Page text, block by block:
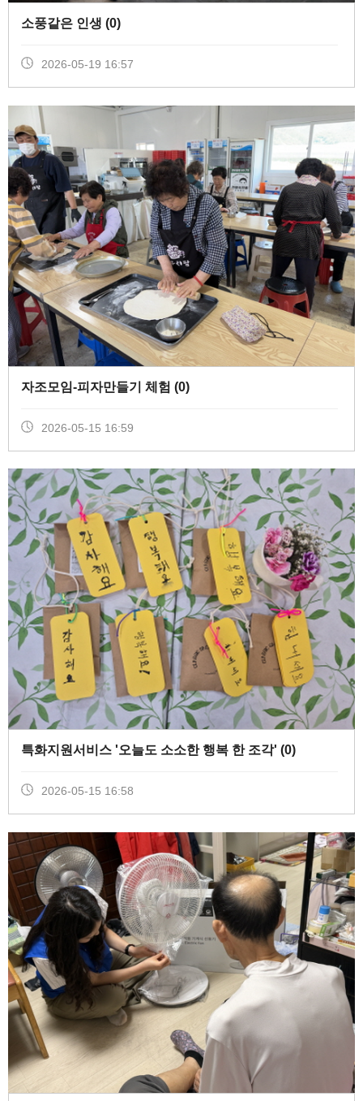
소풍같은 인생 (0)
2026-05-19 16:57
자조모임-피자만들기 체험 (0)
2026-05-15 16:59
특화지원서비스 '오늘도 소소한 행복 한 조각' (0)
2026-05-15 16:58